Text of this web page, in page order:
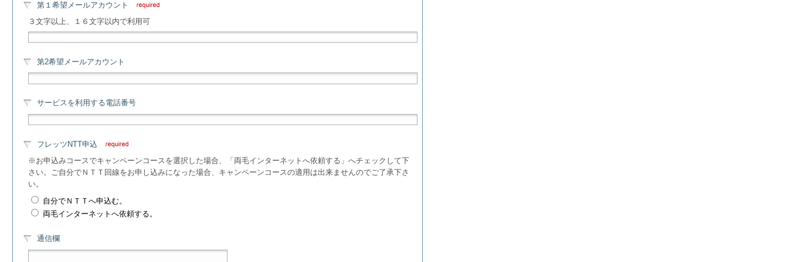
第１希望メールアカウント
３文字以上、１６文字以内で利用可
第2希望メールアカウント
サービスを利用する電話番号
フレッツNTT申込
※お申込みコースでキャンペーンコースを選択した場合、「両毛インターネットへ依頼する」へチェックして下
さい。ご自分でＮＴＴ回線をお申し込みになった場合、キャンペーンコースの適用は出来ませんのでご了承下さ
い。
自分でＮＴＴへ申込む。
両毛インターネットへ依頼する。
通信欄